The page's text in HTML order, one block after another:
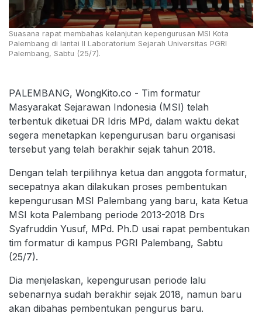
Suasana rapat membahas kelanjutan kepengurusan MSI Kota
Palembang di lantai II Laboratorium Sejarah Universitas PGRI
Palembang, Sabtu (25/7).
PALEMBANG, WongKito.co - Tim formatur
Masyarakat Sejarawan Indonesia (MSI) telah
terbentuk diketuai DR Idris MPd, dalam waktu dekat
segera menetapkan kepengurusan baru organisasi
tersebut yang telah berakhir sejak tahun 2018.
Dengan telah terpilihnya ketua dan anggota formatur,
secepatnya akan dilakukan proses pembentukan
kepengurusan MSI Palembang yang baru, kata Ketua
MSI kota Palembang periode 2013-2018 Drs
Syafruddin Yusuf, MPd. Ph.D usai rapat pembentukan
tim formatur di kampus PGRI Palembang, Sabtu
(25/7).
Dia menjelaskan, kepengurusan periode lalu
sebenarnya sudah berakhir sejak 2018, namun baru
akan dibahas pembentukan pengurus baru.